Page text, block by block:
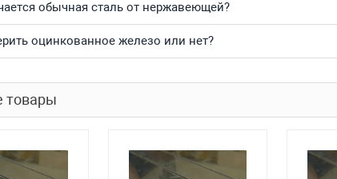
обычная сталь от нержавеющей?
оцинкованное железо или нет?
товары